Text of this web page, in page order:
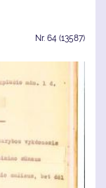
Nr. 64 (13587)